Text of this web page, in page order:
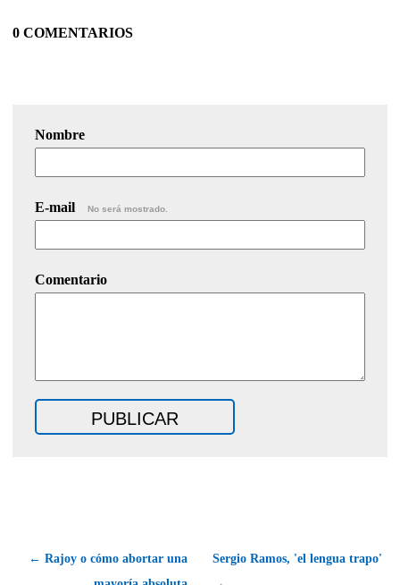
0 COMENTARIOS
Nombre
E-mail No será mostrado.
Comentario
← Rajoy o cómo abortar una
Sergio Ramos, 'el lengua trapo'